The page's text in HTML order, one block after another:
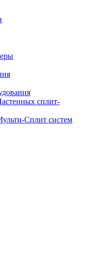
сплит-
Сплит систем